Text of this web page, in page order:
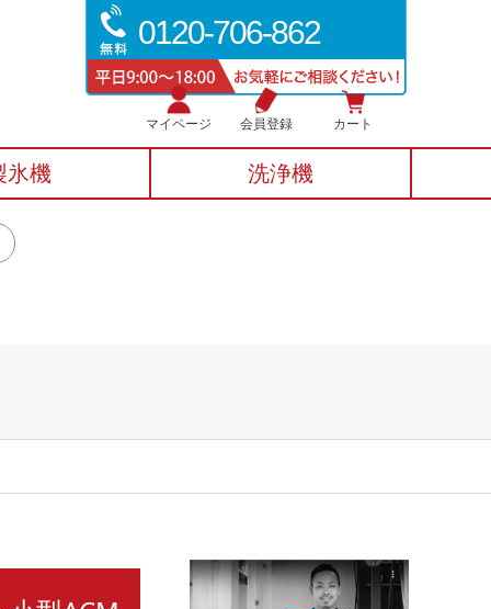
0120-706-862
マイページ 会員登録 カート
氷機 洗浄機